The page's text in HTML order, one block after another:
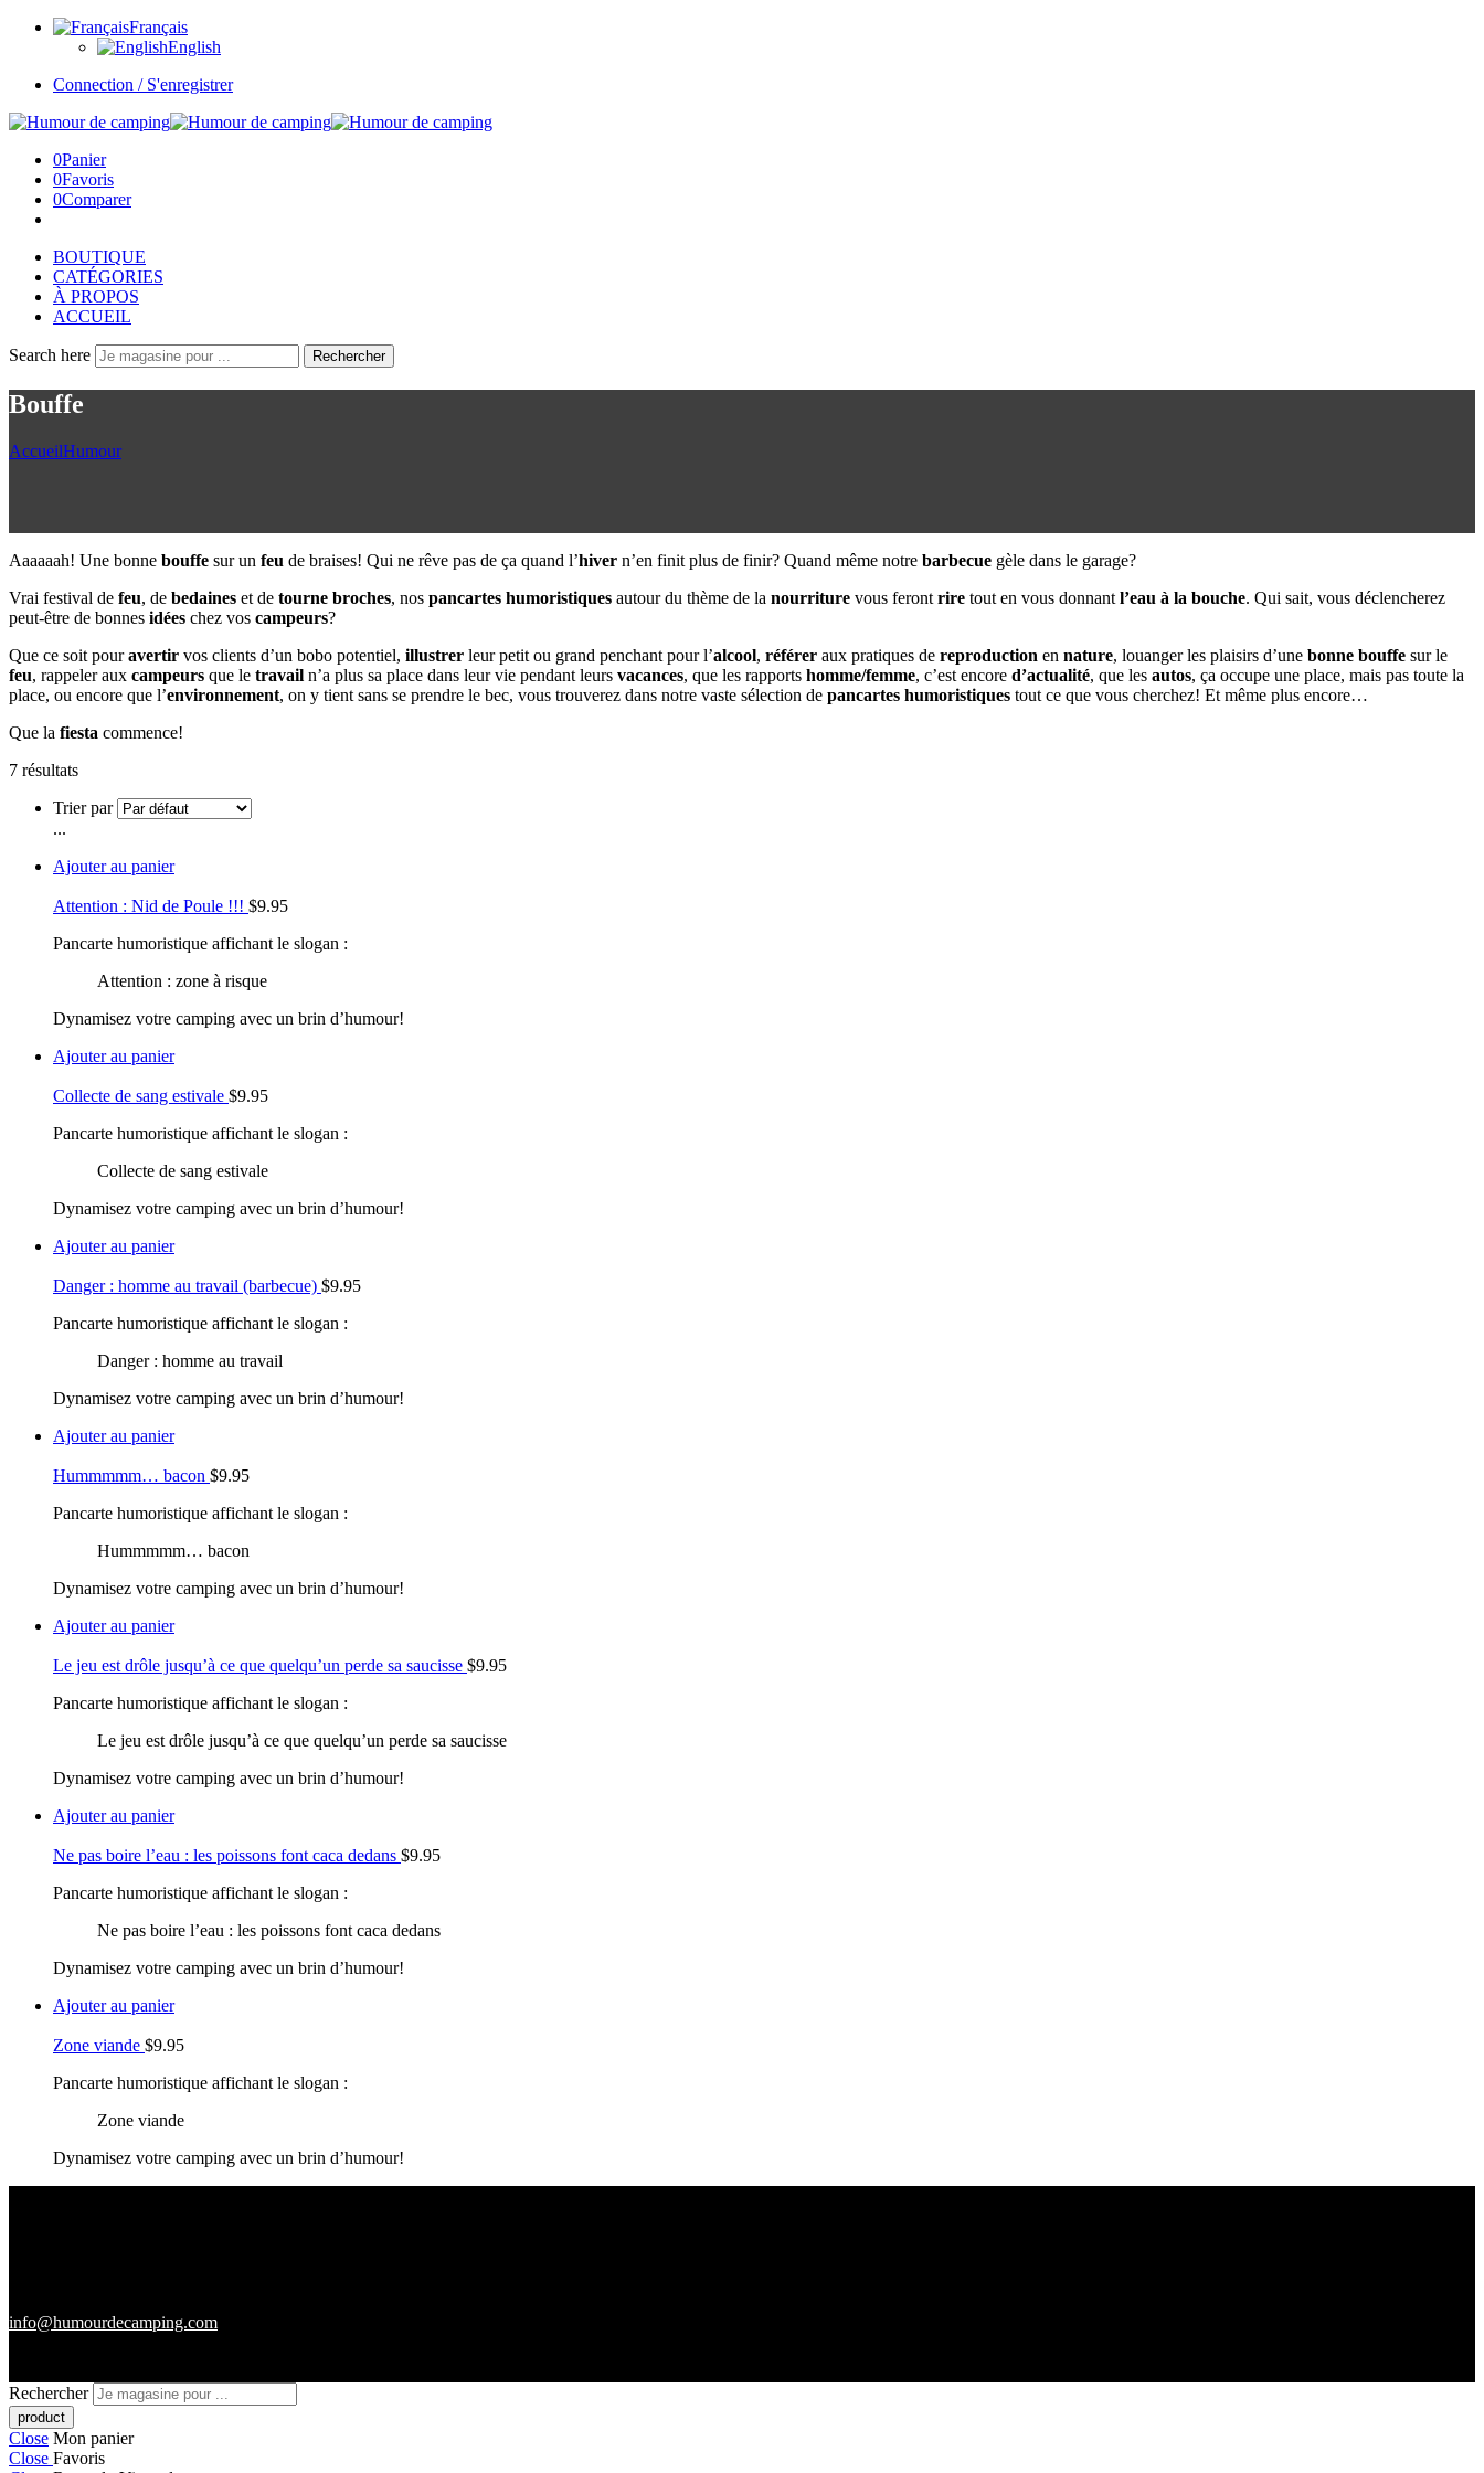
Français
English
Connection / S'enregistrer
0Panier
0Favoris
0Comparer
BOUTIQUE
CATÉGORIES
À PROPOS
ACCUEIL
Search here Rechercher
Bouffe
AccueilHumour
Aaaaaah! Une bonne bouffe sur un feu de braises! Qui ne rêve pas de ça quand l’hiver n’en finit plus de finir? Quand même notre barbecue gèle dans le garage?
Vrai festival de feu, de bedaines et de tourne broches, nos pancartes humoristiques autour du thème de la nourriture vous feront rire tout en vous donnant l’eau à la bouche. Qui sait, vous déclencherez
peut-être de bonnes idées chez vos campeurs?
Que ce soit pouravertir vos clients d’un bobo potentiel, illustrer leur petit ou grand penchant pour l’alcool, référer aux pratiques de reproduction en nature, louanger les plaisirs d’une bonne bouffe sur le
feu, rappeler aux campeurs que le travail n’a plus sa place dans leur vie pendant leurs vacances, que les rapports homme/femme, c’est encore d’actualité, que les autos, ça occupe une place, mais pas toute la
place, ou encore que l’environnement, on y tient sans se prendre le bec, vous trouverez dans notre vaste sélection de pancartes humoristiques tout ce que vous cherchez! Et même plus encore…
Que la fiesta commence!
7 résultats
Trier par
...
Ajouter au panier
Attention : Nid de Poule !!! $9.95
Pancarte humoristique affichant le slogan :
Attention : zone à risque
Dynamisez votre camping avec un brin d’humour!
Ajouter au panier
Collecte de sang estivale $9.95
Pancarte humoristique affichant le slogan :
Collecte de sang estivale
Dynamisez votre camping avec un brin d’humour!
Ajouter au panier
Danger : homme au travail (barbecue) $9.95
Pancarte humoristique affichant le slogan :
Danger : homme au travail
Dynamisez votre camping avec un brin d’humour!
Ajouter au panier
Hummmmm… bacon $9.95
Pancarte humoristique affichant le slogan :
Hummmmm… bacon
Dynamisez votre camping avec un brin d’humour!
Ajouter au panier
Le jeu est drôle jusqu’à ce que quelqu’un perde sa saucisse $9.95
Pancarte humoristique affichant le slogan :
Le jeu est drôle jusqu’à ce que quelqu’un perde sa saucisse
Dynamisez votre camping avec un brin d’humour!
Ajouter au panier
Ne pas boire l’eau : les poissons font caca dedans $9.95
Pancarte humoristique affichant le slogan :
Ne pas boire l’eau : les poissons font caca dedans
Dynamisez votre camping avec un brin d’humour!
Ajouter au panier
Zone viande $9.95
Pancarte humoristique affichant le slogan :
Zone viande
Dynamisez votre camping avec un brin d’humour!
info@humourdecamping.com
Rechercher
Close Mon panier
Close Favoris